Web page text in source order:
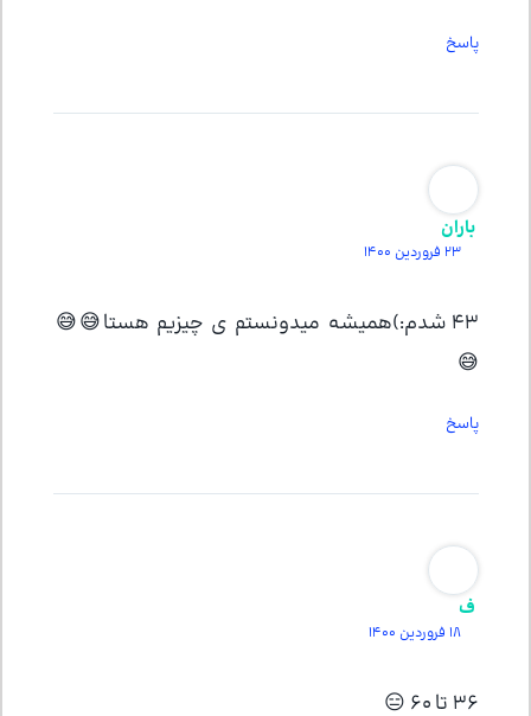
پاسخ
باران
23 فروردین 1400
۴۳ شدم:)همیشه میدونستم ی چیزیم هستا😅😅
😅
پاسخ
ف
18 فروردین 1400
۳۶ تا ۶۰ 😑